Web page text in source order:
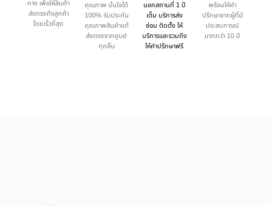
ทาง เพื่อให้สินค้า
ส่งตรงถึงลูกค้า
โดยเร็วที่สุด
คุณภาพ มั่นใจได้
100% รับประกัน
คุณภาพสินค้าแท้
ส่งตรงจากศูนย์
ทุกชิ้น
นอกสถานที่ 1 ปี
เต็ม บริการส่ง
ซ่อม ติดตั้ง ให้
บริการและรวมถึง
ให้คำปรึกษาฟรี
พร้อมให้คำ
ปรึกษาจากผู้ที่มี
ประสบการณ์
มากกว่า 10 ปี